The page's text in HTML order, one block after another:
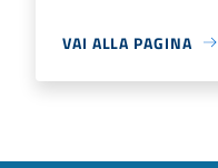
VAI ALLA PAGINA